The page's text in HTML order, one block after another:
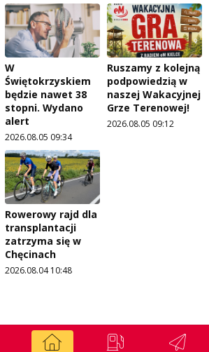
W
Świętokrzyskiem
będzie nawet 38
stopni. Wydano
alert
2026.08.05 09:34
Ruszamy z kolejną
podpowiedzią w
naszej Wakacyjnej
Grze Terenowej!
2026.08.05 09:12
Rowerowy rajd dla
transplantacji
zatrzyma się w
Chęcinach
2026.08.04 10:48